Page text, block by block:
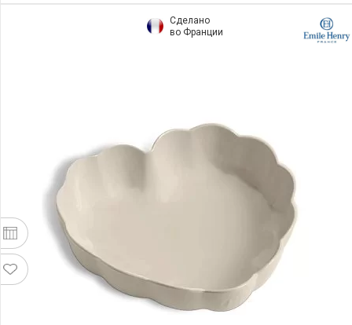
Сделано
во Франции